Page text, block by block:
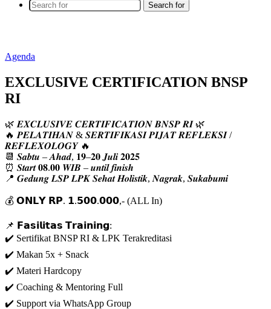
Search for
Agenda
EXCLUSIVE CERTIFICATION BNSP
RI
🌿 𝑬𝑿𝑪𝑳𝑼𝑺𝑰𝑽𝑬 𝑪𝑬𝑹𝑻𝑰𝑭𝑰𝑪𝑨𝑻𝑰𝑶𝑵 𝑩𝑵𝑺𝑷 𝑹𝑰 🌿
🔥 𝑷𝑬𝑳𝑨𝑻𝑰𝑯𝑨𝑵 & 𝑺𝑬𝑹𝑻𝑰𝑭𝑰𝑲𝑨𝑺𝑰 𝑷𝑰𝑱𝑨𝑻 𝑹𝑬𝑭𝑳𝑬𝑲𝑺𝑰 /
𝑹𝑬𝑭𝑳𝑬𝑿𝑶𝑳𝑶𝑮𝒀 🔥
📆 𝑺𝒂𝒃𝒕𝒖 – 𝑨𝒉𝒂𝒅, 𝟏𝟗–𝟐𝟎 𝑱𝒖𝒍𝒊 𝟐𝟎𝟐𝟓
⏰ 𝑺𝒕𝒂𝒓𝒕 𝟎𝟖.𝟎𝟎 𝑾𝑰𝑩 – 𝒖𝒏𝒕𝒊𝒍 𝒇𝒊𝒏𝒊𝒔𝒉
📍 𝑮𝒆𝒅𝒖𝒏𝒈 𝑳𝑺𝑷 𝑳𝑷𝑲 𝑺𝒆𝒉𝒂𝒕 𝑯𝒐𝒍𝒊𝒔𝒕𝒊𝒌, 𝑵𝒂𝒈𝒓𝒂𝒌, 𝑺𝒖𝒌𝒂𝒃𝒖𝒎𝒊
💰 𝗢𝗡𝗟𝗬 𝗥𝗣. 𝟭.𝟱𝟬𝟬.𝟬𝟬𝟬,- (ALL In)
📌 𝗙𝗮𝘀𝗶𝗹𝗶𝘁𝗮𝘀 𝗧𝗿𝗮𝗶𝗻𝗶𝗻𝗴:
✔️ Sertifikat BNSP RI & LPK Terakreditasi
✔️ Makan 5x + Snack
✔️ Materi Hardcopy
✔️ Coaching & Mentoring Full
✔️ Support via WhatsApp Group